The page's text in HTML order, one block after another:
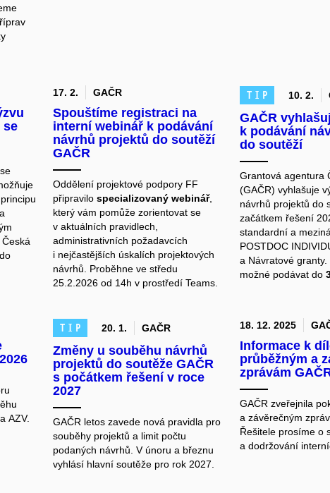
se
17. 2. GAČR
Spouštíme registraci na
interní webinář k podávání
návrhů projektů do soutěží
GAČR
Oddělení projektové podpory FF
připravilospecializovaný webinář,
který vám pomůže zorientovat se
v aktuálních pravidlech,
administrativních požadavcích
i nejčastějších úskalích projektových
návrhů. Proběhne ve středu
25.2.2026 od 14h v prostředí Teams.
TIP 10. 2.
GAČR
k podávání
do soutěží
Grantová agentura
(GAČR) vyhlašuje
návrhů projektů do
začátkem řešení
standardní a
POSTDOC
a Návratové
možné podávat do
AZV.
TIP 20. 1. GAČR
Změny u souběhu návrhů
projektů do soutěže GAČR
s počátkem řešení v roce
2027
GAČR letos zavede nová pravidla pro
souběhy projektů a limit počtu
podaných návrhů. V únoru a březnu
vyhlásí hlavní soutěže pro rok 2027.
18. 12. 2025
Informace k
průběžným a
zprávám
GAČR zveřejnila
a závěrečným
Řešitele prosíme o
a dodržování